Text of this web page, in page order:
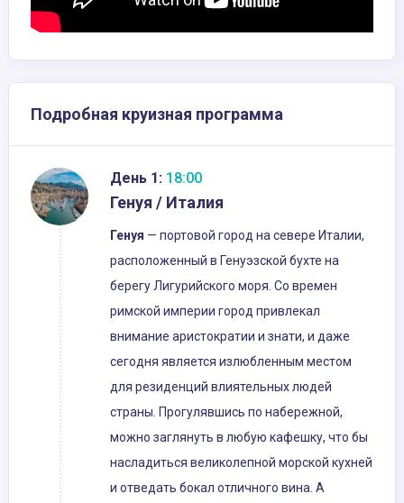
Подробная круизная программа
День 1: 18:00
Генуя / Италия
Генуя — портовой город на севере Италии,
расположенный в Генуэзской бухте на
берегу Лигурийского моря. Со времен
римской империи город привлекал
внимание аристократии и знати, и даже
сегодня является излюбленным местом
для резиденций влиятельных людей
страны. Прогулявшись по набережной,
можно заглянуть в любую кафешку, что бы
насладиться великолепной морской кухней
и отведать бокал отличного вина. А